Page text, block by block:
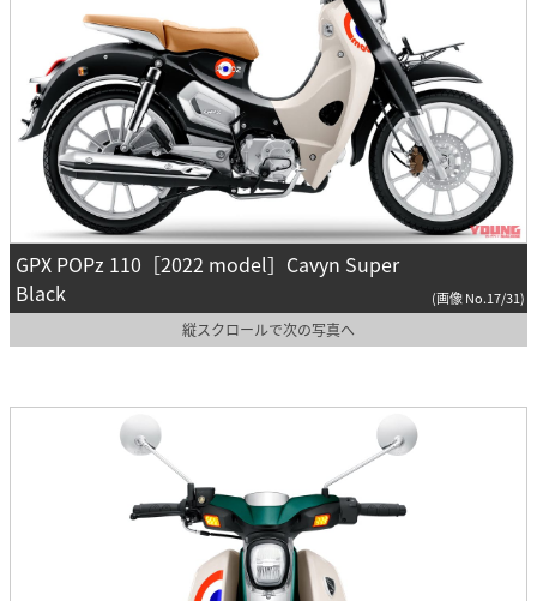
GPX POPz 110［2022 model］Cavyn Super
Black
(画像 No.17/31)
縦スクロールで次の写真へ